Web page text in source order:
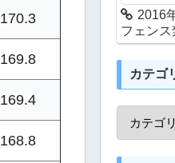
170.3
169.8
169.4
168.8
2016
フェンス
カテゴ